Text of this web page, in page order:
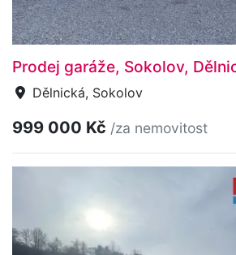
Prodej garáže, Sokolov,
Dělnická, Sokolov
999 000 Kč /za nemovitost